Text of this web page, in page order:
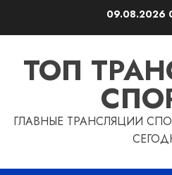
09.08.2026
ТОП
ГЛАВНЫЕ ТРАНСЛЯЦИИ